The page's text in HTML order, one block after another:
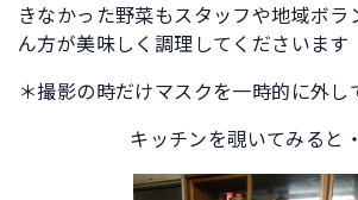
きなかった野菜もスタッフや地域ボラ
ん方が美味しく調理してくださいます
＊撮影の時だけマスクを一時的に外し
キッチンを覗いてみると